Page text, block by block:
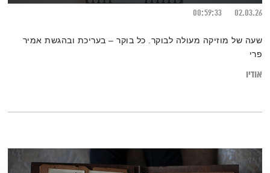
02.03.26
00:59:33
שעה של מוזיקה מעולה לבוקר. כל בוקר – בעריכת ובהגשת אמיר
פרי
אודיו